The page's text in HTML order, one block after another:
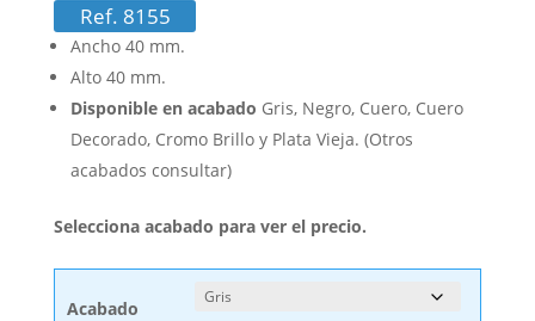
Ref. 8155
Ancho 40 mm.
Alto 40 mm.
Disponible en acabado Gris, Negro, Cuero, Cuero
Decorado, Cromo Brillo y Plata Vieja. (Otros
acabados consultar)
Selecciona acabado para ver el precio.
Acabado